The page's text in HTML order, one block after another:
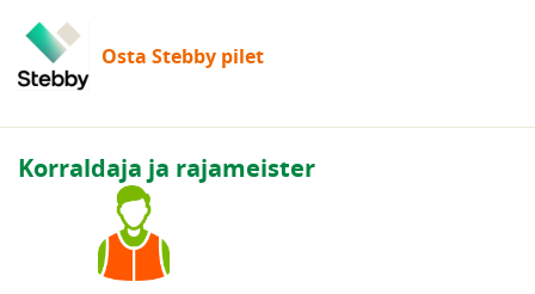
Osta Stebby pilet
Korraldaja ja rajameister